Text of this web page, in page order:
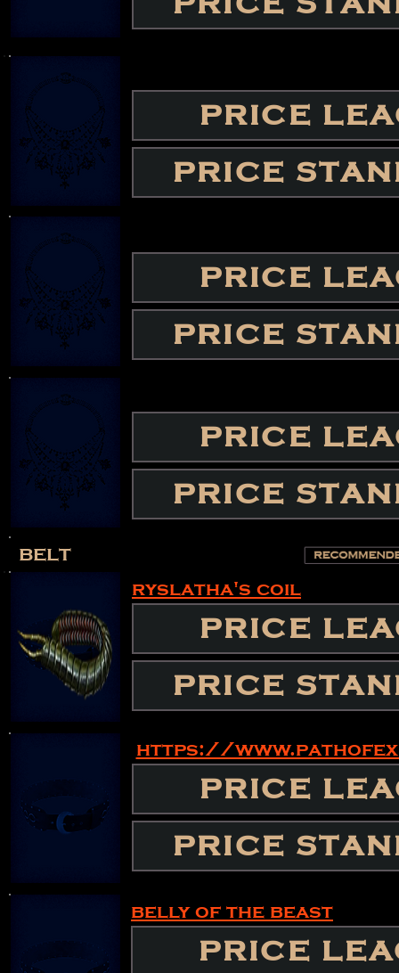
PRICE
PRICE
PRICE
PRICE
PRICE
PRICE
belt
ryslatha's coil
PRICE
PRICE
https://
PRICE
PRICE
belly of the beast
PRICE
PRICE